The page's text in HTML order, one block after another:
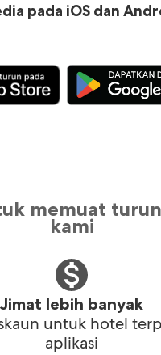
pada iOS dan
memuat
kami
Jimat lebih banyak
untuk hotel
aplikasi